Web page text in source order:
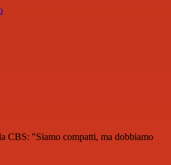
CBS: "Siamo compatti, ma dobbiamo